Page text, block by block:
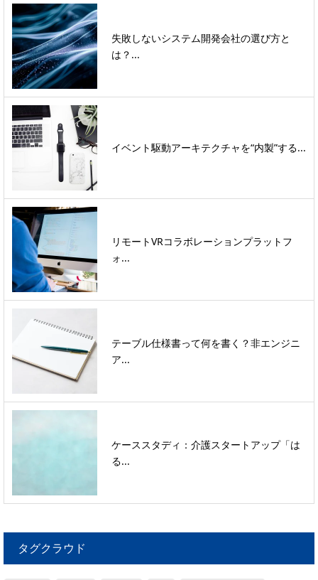
失敗しないシステム開発会社の選び方と
は？...
イベント駆動アーキテクチャを“内製”する...
リモートVRコラボレーションプラットフ
ォ...
テーブル仕様書って何を書く？非エンジニ
ア...
ケーススタディ：介護スタートアップ「は
る...
タグクラウド